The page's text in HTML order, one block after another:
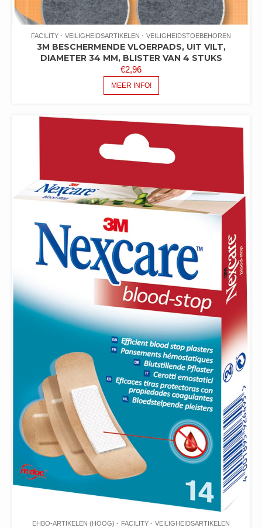
FACILITY VEILIGHEIDSARTIKELEN VEILIGHEIDSTOEBEHOREN
3M BESCHERMENDE VLOERPADS, UIT VILT,
DIAMETER 34 MM, BLISTER VAN 4 STUKS
€2,96
MEER INFO!
EHBO-ARTIKELEN (HOOG) FACILITY VEILIGHEIDSARTIKELEN